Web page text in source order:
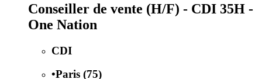
Conseiller de vente (H/F) - CDI 35H -
One Nation
CDI
•Paris (75)